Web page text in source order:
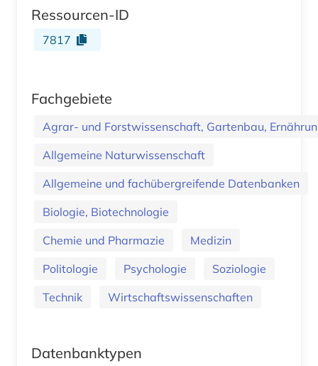
Ressourcen-ID
7817
Fachgebiete
Agrar- und Forstwissenschaft, Gartenbau,
Allgemeine Naturwissenschaft
Allgemeine und fachübergreifende Datenbanken
Biologie, Biotechnologie
Chemie und Pharmazie
Medizin
Politologie
Psychologie
Soziologie
Technik
Wirtschaftswissenschaften
Datenbanktypen